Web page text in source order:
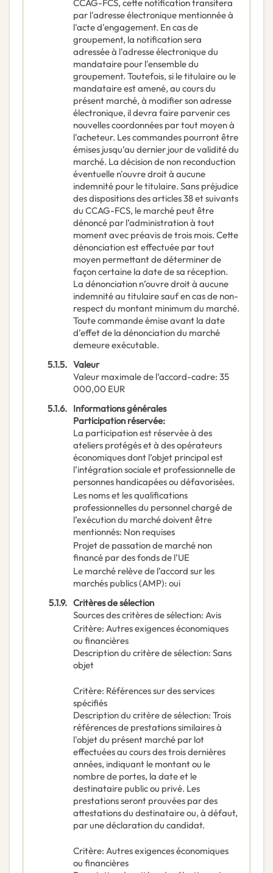
CCAG-FCS, cette notification transitera
par l'adresse électronique mentionnée à
l'acte d'engagement. En cas de
groupement, la notification sera
adressée à l'adresse électronique du
mandataire pour l'ensemble du
groupement. Toutefois, si le titulaire ou le
mandataire est amené, au cours du
présent marché, à modifier son adresse
électronique, il devra faire parvenir ces
nouvelles coordonnées par tout moyen à
l'acheteur. Les commandes pourront être
émises jusqu’au dernier jour de validité du
marché. La décision de non reconduction
éventuelle n'ouvre droit à aucune
indemnité pour le titulaire. Sans préjudice
des dispositions des articles 38 et suivants
du CCAG-FCS, le marché peut être
dénoncé par l’administration à tout
moment avec préavis de trois mois. Cette
dénonciation est effectuée par tout
moyen permettant de déterminer de
façon certaine la date de sa réception.
La dénonciation n’ouvre droit à aucune
indemnité au titulaire sauf en cas de non-
respect du montant minimum du marché.
Toute commande émise avant la date
d’effet de la dénonciation du marché
demeure exécutable.
5.1.5. Valeur
Valeur maximale de l’accord-cadre: 35
000,00 EUR
5.1.6. Informations générales
Participation réservée:
La participation est réservée à des
ateliers protégés et à des opérateurs
économiques dont l’objet principal est
l’intégration sociale et professionnelle de
personnes handicapées ou défavorisées.
Les noms et les qualifications
professionnelles du personnel chargé de
l’exécution du marché doivent être
mentionnés: Non requises
Projet de passation de marché non
financé par des fonds de l’UE
Le marché relève de l’accord sur les
marchés publics (AMP): oui
5.1.9. Critères de sélection
Sources des critères de sélection: Avis
Critère: Autres exigences économiques
ou financières
Description du critère de sélection: Sans
objet
Critère: Références sur des services
spécifiés
Description du critère de sélection: Trois
références de prestations similaires à
l'objet du présent marché par lot
effectuées au cours des trois dernières
années, indiquant le montant ou le
nombre de portes, la date et le
destinataire public ou privé. Les
prestations seront prouvées par des
attestations du destinataire ou, à défaut,
par une déclaration du candidat.
Critère: Autres exigences économiques
ou financières